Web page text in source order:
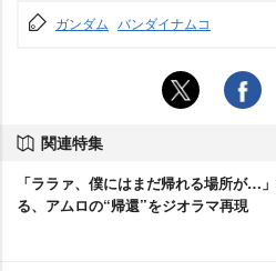
ガンダム バンダイナムコ
関連特集
「ララァ、僕にはまだ帰れる場所が…
る、アムロの“帰還”をジオラマ再現